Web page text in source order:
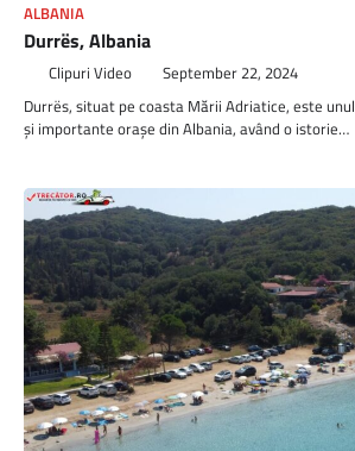
ALBANIA
Durrës, Albania
Clipuri Video September 22, 2024
Durrës, situat pe coasta Mării Adriatice, este
și importante orașe din Albania, având o istorie…